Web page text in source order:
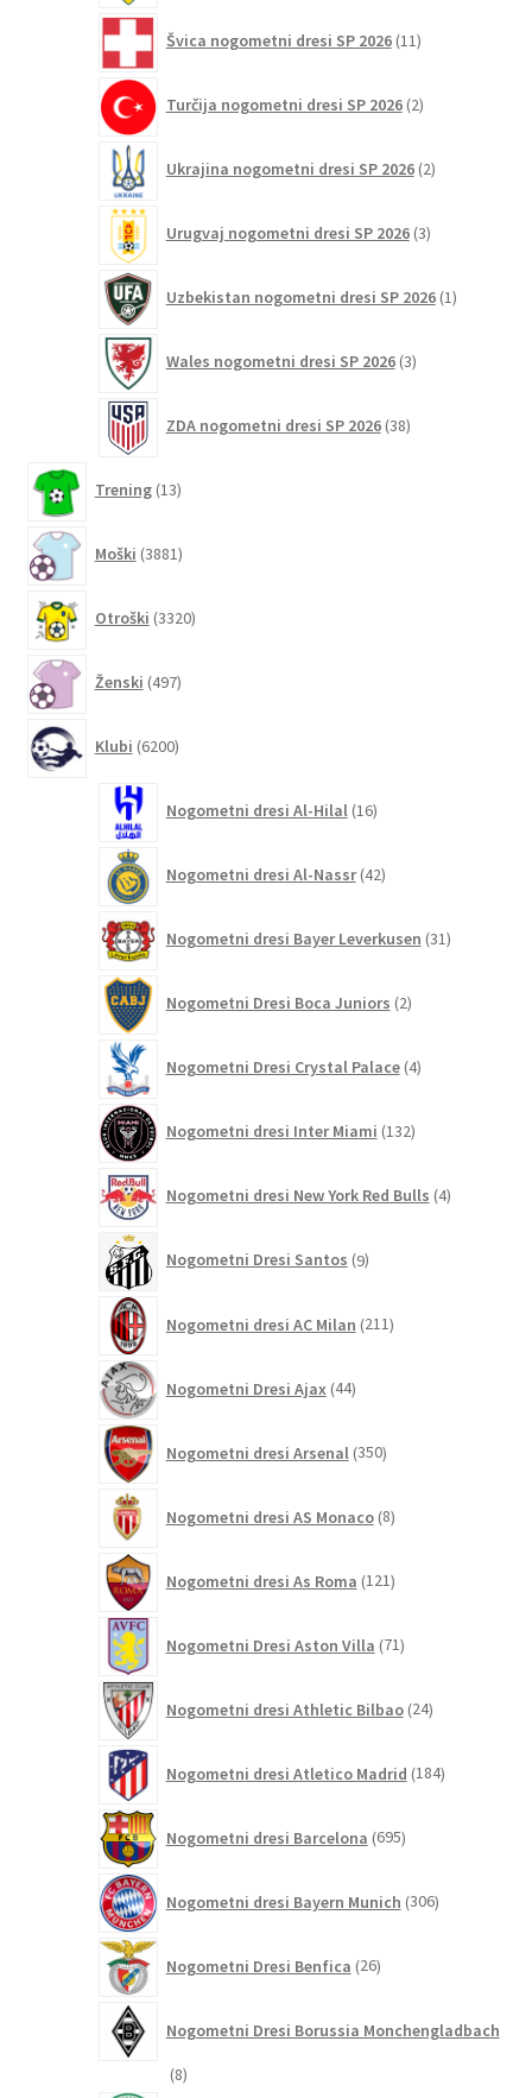
Švica nogometni dresi SP 2026 11izdelkov
Turčija nogometni dresi SP 2026 2izdelka
Ukrajina nogometni dresi SP 2026 2izdelka
Urugvaj nogometni dresi SP 2026 3izdelki
Uzbekistan nogometni dresi SP 2026 1izdelek
Wales nogometni dresi SP 2026 3izdelki
ZDA nogometni dresi SP 2026 38izdelkov
Trening 13izdelkov
Moški 3881izdelkov
Otroški 3320izdelkov
Ženski 497izdelkov
Klubi 6200izdelkov
Nogometni dresi Al-Hilal 16izdelkov
Nogometni dresi Al-Nassr 42izdelkov
Nogometni dresi Bayer Leverkusen 31izdelkov
Nogometni Dresi Boca Juniors 2izdelka
Nogometni Dresi Crystal Palace 4izdelki
Nogometni dresi Inter Miami 132izdelkov
Nogometni dresi New York Red Bulls 4izdelki
Nogometni Dresi Santos 9izdelkov
Nogometni dresi AC Milan 211izdelkov
Nogometni Dresi Ajax 44izdelkov
Nogometni dresi Arsenal 350izdelkov
Nogometni dresi AS Monaco 8izdelkov
Nogometni dresi As Roma 121izdelkov
Nogometni Dresi Aston Villa 71izdelkov
Nogometni dresi Athletic Bilbao 24izdelkov
Nogometni dresi Atletico Madrid 184izdelkov
Nogometni dresi Barcelona 695izdelkov
Nogometni dresi Bayern Munich 306izdelkov
Nogometni Dresi Benfica 26izdelkov
Nogometni Dresi Borussia Monchengladbach
88